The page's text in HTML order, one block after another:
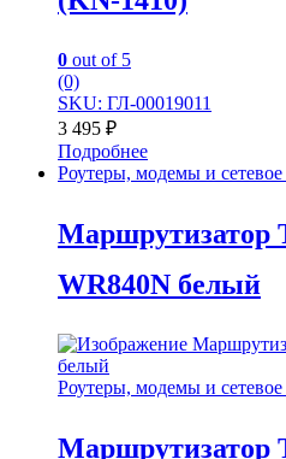
0 out of 5
(0)
SKU: ГЛ-00019011
3 495 ₽
Подробнее
Роутеры, модемы и
Маршрутизатор
WR840N белый
Роутеры, модемы и
Маршрутизатор